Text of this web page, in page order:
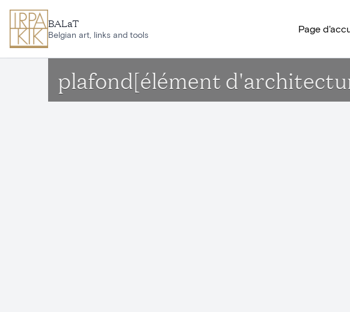
BALaT
Belgian art, links and tools
Page
plafond[élément